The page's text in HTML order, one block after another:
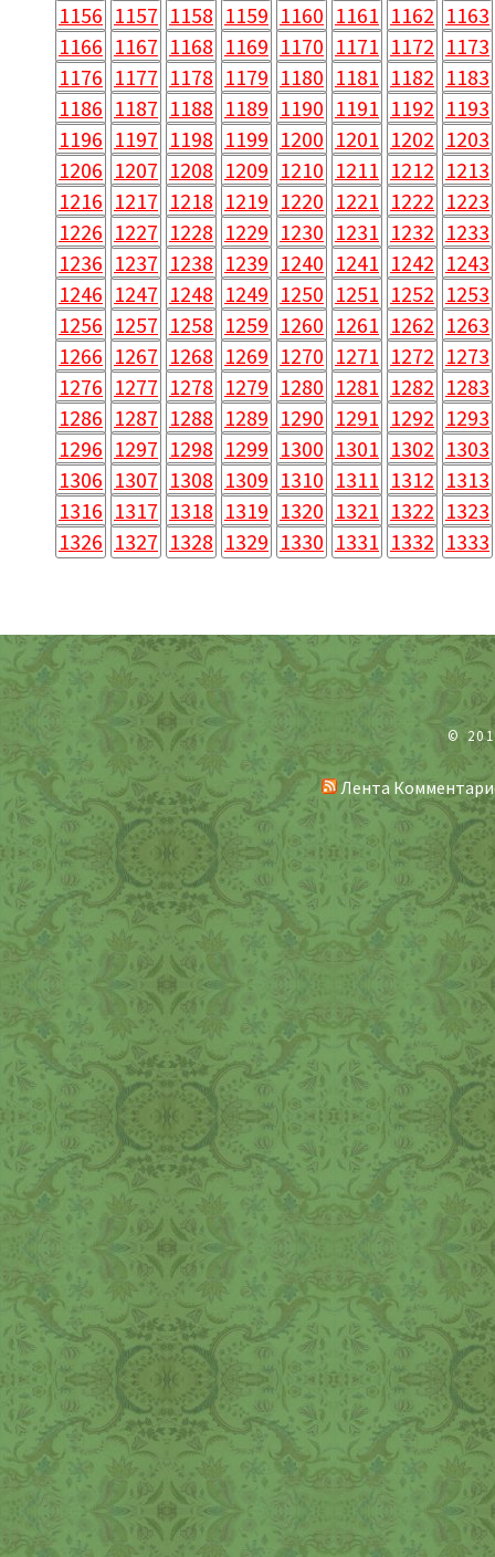
1156 1157 1158 1159 1160 1161 1162 1163
1166 1167 1168 1169 1170 1171 1172 1173
1176 1177 1178 1179 1180 1181 1182 1183
1186 1187 1188 1189 1190 1191 1192 1193
1196 1197 1198 1199 1200 1201 1202 1203
1206 1207 1208 1209 1210 1211 1212 1213
1216 1217 1218 1219 1220 1221 1222 1223
1226 1227 1228 1229 1230 1231 1232 1233
1236 1237 1238 1239 1240 1241 1242 1243
1246 1247 1248 1249 1250 1251 1252 1253
1256 1257 1258 1259 1260 1261 1262 1263
1266 1267 1268 1269 1270 1271 1272 1273
1276 1277 1278 1279 1280 1281 1282 1283
1286 1287 1288 1289 1290 1291 1292 1293
1296 1297 1298 1299 1300 1301 1302 1303
1306 1307 1308 1309 1310 1311 1312 1313
1316 1317 1318 1319 1320 1321 1322 1323
1326 1327 1328 1329 1330 1331 1332 1333
©
Лента